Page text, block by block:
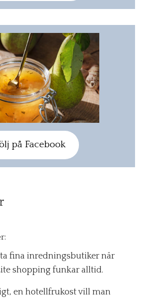
på Facebook
fina inredningsbutiker när
shopping funkar alltid.
en hotellfrukost vill man